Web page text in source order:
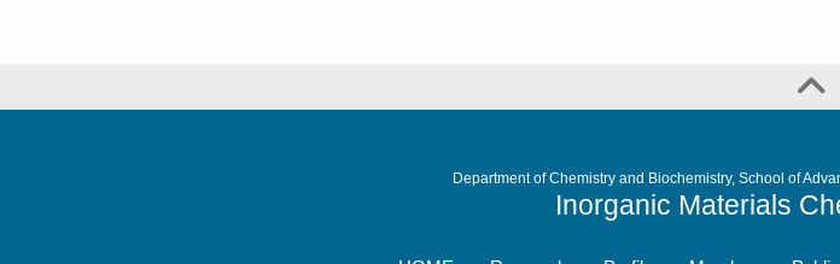
Department of Chemistry and Biochemistry, School of
Inorganic Materials